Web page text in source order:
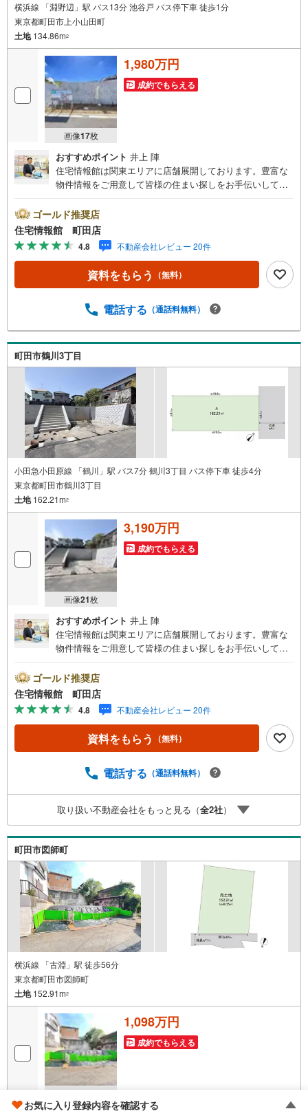
横浜線 「淵野辺」駅 バス13分 池谷戸 バス停下車 徒歩1分
東京都町田市上小山田町
土地134.86m2
画像17枚
1,980万円
成約でもらえる
おすすめポイント 井上 陣
住宅情報館は関東エリアに店舗展開しております。豊富な
物件情報をご用意して皆様の住まい探しをお手伝いしてお
さい。【営業時間 10:00～19:00 火曜・水曜（祝日の場
合は営業いたします）】「資料請求」「内覧」のお問い合
わせは上記時間内ですとスムーズにご対応が可能です。ス
タッフ一同お客様のお問合せをお待ちしております。【住
宅ローン相談会】開催中無理のない住宅ローンの試算やご
購入の際にかかる諸費用の概算も行っております。しっか
気軽にご相談ください。お客様第一主義をモット-にお引越
実に努めさせて頂きます。住宅情報館にお越し頂けたら、
物件のご紹介だけではなく、お住まいの疑問、不安、お家
の事ならなんでもご相談いただけます。お客様の要望をお
伺いしながら誠心誠意、全力でサポートさせて頂きます。
お客様一人一人に合わせたライフプランのご提案をさせて
いただきます。お気軽にご相談ください。
ゴールド推奨店
住宅情報館 町田店
4.8 不動産会社レビュー 20件
資料をもらう （無料）
電話する （通話料無料）
町田市鶴川3丁目
小田急小田原線 「鶴川」駅 バス7分 鶴川3丁目 バス停下車 徒歩4分
東京都町田市鶴川3丁目
土地162.21m2
画像21枚
3,190万円
成約でもらえる
おすすめポイント 井上 陣
住宅情報館は関東エリアに店舗展開しております。豊富な
物件情報をご用意して皆様の住まい探しをお手伝いしてお
さい。住宅ローン相談会も同時開催中無理のない住宅ロー
ンの試算やご購入の際にかかる諸費用の概算も行っており
ます。しっかりとした資金計画のアドバイスをさせて頂き
ますので、お気軽にご相談ください。
ゴールド推奨店
住宅情報館 町田店
4.8 不動産会社レビュー 20件
資料をもらう （無料）
電話する （通話料無料）
取り扱い不動産会社をもっと見る（全2社）
町田市図師町
横浜線 「古淵」駅 徒歩56分
東京都町田市図師町
土地152.91m2
画像17枚
1,098万円
成約でもらえる
おすすめポイント 井上 陣
お気に入り登録内容を確認する